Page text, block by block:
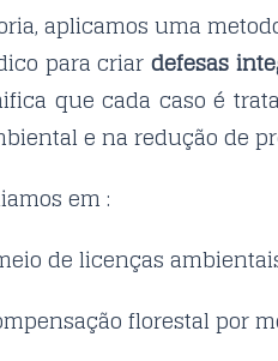
aplicamos uma
para criardefesas
que cada caso é
e na redução de
em :
de licenças
florestal por